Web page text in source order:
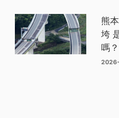
熊
垮
嗎？